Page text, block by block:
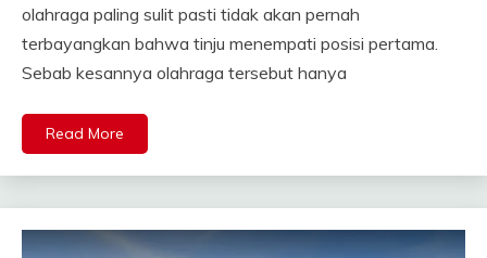
olahraga paling sulit pasti tidak akan pernah
terbayangkan bahwa tinju menempati posisi pertama.
Sebab kesannya olahraga tersebut hanya
Read More